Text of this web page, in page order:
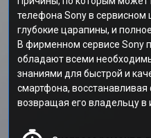
телефона Sony в
глубокие царапины, и
В фирменном сервисе Sony
обладают всеми
знаниями для быстрой и
смартфона,
возвращая его владельцу в